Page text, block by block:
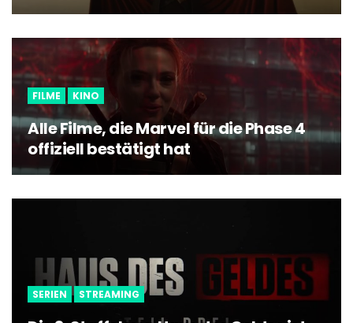
FILME KINO
Alle Filme, die Marvel für die Phase 4
offiziell bestätigt hat
SERIEN STREAMING